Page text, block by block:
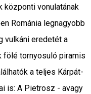
központi vonulatának
Románia legnagyobb
vulkáni eredetét a
fölé tornyosuló piramis
a teljes Kárpát-
is: A Pietrosz - avagy